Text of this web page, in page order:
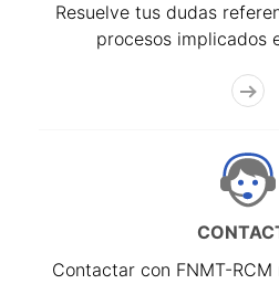
Resuelve tus dudas
procesos implicados
Contactar con FNMT-